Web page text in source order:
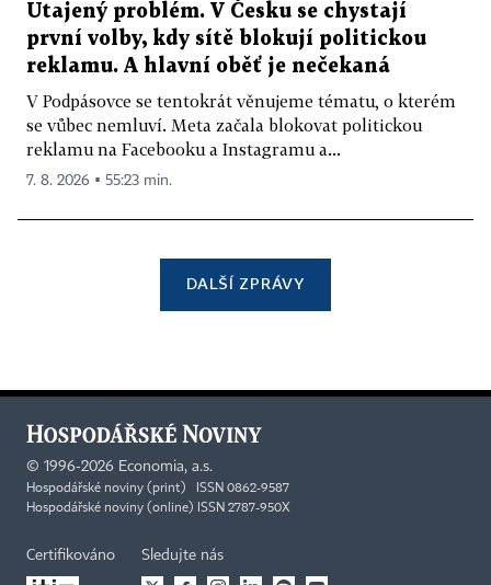
Utajený problém. V Česku se chystají
první volby, kdy sítě blokují politickou
reklamu. A hlavní oběť je nečekaná
V Podpásovce se tentokrát věnujeme tématu, o kterém
se vůbec nemluví. Meta začala blokovat politickou
reklamu na Facebooku a Instagramu a...
7. 8. 2026 ▪ 55:23 min.
DALŠÍ ZPRÁVY
© 1996-2026 Economia, a.s.
Hospodářské noviny (print) ISSN 0862-9587
Hospodářské noviny (online) ISSN 2787-950X
Certifikováno Sledujte nás